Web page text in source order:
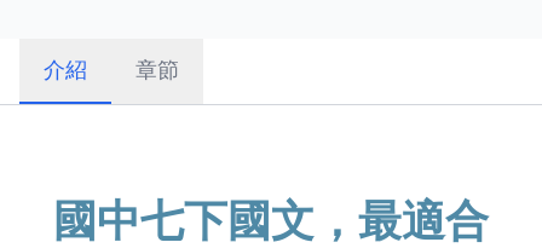
介紹 章節
國中七下國文，最適合